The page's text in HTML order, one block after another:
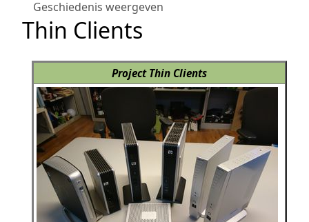
Geschiedenis weergeven
Thin Clients
Project Thin Clients